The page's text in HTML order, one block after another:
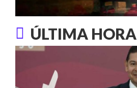
ÚLTIMA HORA